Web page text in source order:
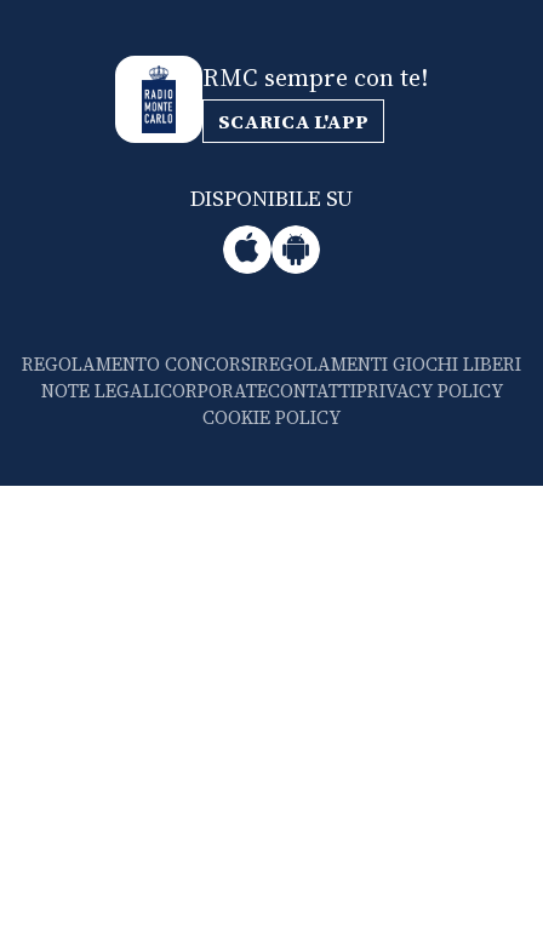
RMC sempre con te!
SCARICA L'APP
DISPONIBILE SU
REGOLAMENTO CONCORSIREGOLAMENTI GIOCHI LIBERI
NOTE LEGALICORPORATECONTATTIPRIVACY POLICY
COOKIE POLICY